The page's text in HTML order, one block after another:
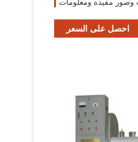
احصل على السعر